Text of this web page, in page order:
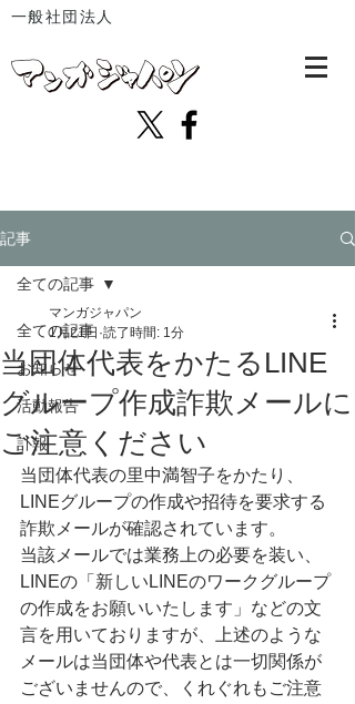
一般社団法人
記事
全ての記事
お知らせ
活動報告
訃報
全ての記事
当団体代表をかたるLINE
グループ作成詐欺メールに
ご注意ください
マンガジャパン
1月21日 読了時間: 1分
当団体代表の里中満智子をかたり、
LINEグループの作成や招待を要求する
詐欺メールが確認されています。
当該メールでは業務上の必要を装い、
LINEの「新しいLINEのワークグループ
の作成をお願いいたします」などの文
言を用いておりますが、上述のような
メールは当団体や代表とは一切関係が
ございませんので、くれぐれもご注意